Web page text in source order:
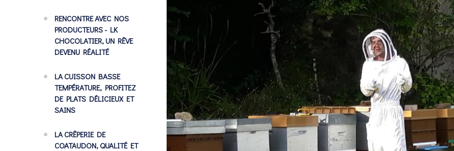
RENCONTRE AVEC NOS
PRODUCTEURS - LK
CHOCOLATIER, UN RÊVE
DEVENU RÉALITÉ
LA CUISSON BASSE
TEMPÉRATURE, PROFITEZ
DE PLATS DÉLICIEUX ET
SAINS
LA CRÊPERIE DE
COATAUDON, QUALITÉ ET